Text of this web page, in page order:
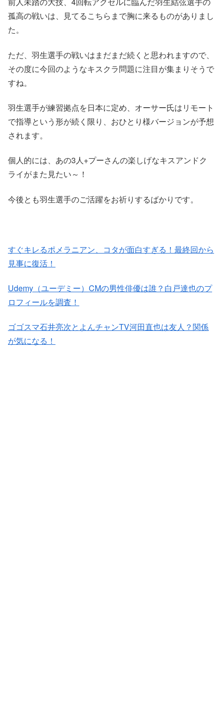
孤高の戦いは、見てるこちらまで胸に来るものがありまし
た。
ただ、羽生選手の戦いはまだまだ続くと思われますので、
その度に今回のようなキスクラ問題に注目が集まりそうで
すね。
羽生選手が練習拠点を日本に定め、オーサー氏はリモート
で指導という形が続く限り、おひとり様バージョンが予想
されます。
個人的には、あの3人+プーさんの楽しげなキスアンドク
ライがまた見たい～！
今後とも羽生選手のご活躍をお祈りするばかりです。
すぐキレるポメラニアン、コタが面白すぎる！最終回から
見事に復活！
Udemy（ユーデミー）CMの男性俳優は誰？白戸達也のプ
ロフィールを調査！
ゴゴスマ石井亮次とよんチャンTV河田直也は友人？関係
が気になる！